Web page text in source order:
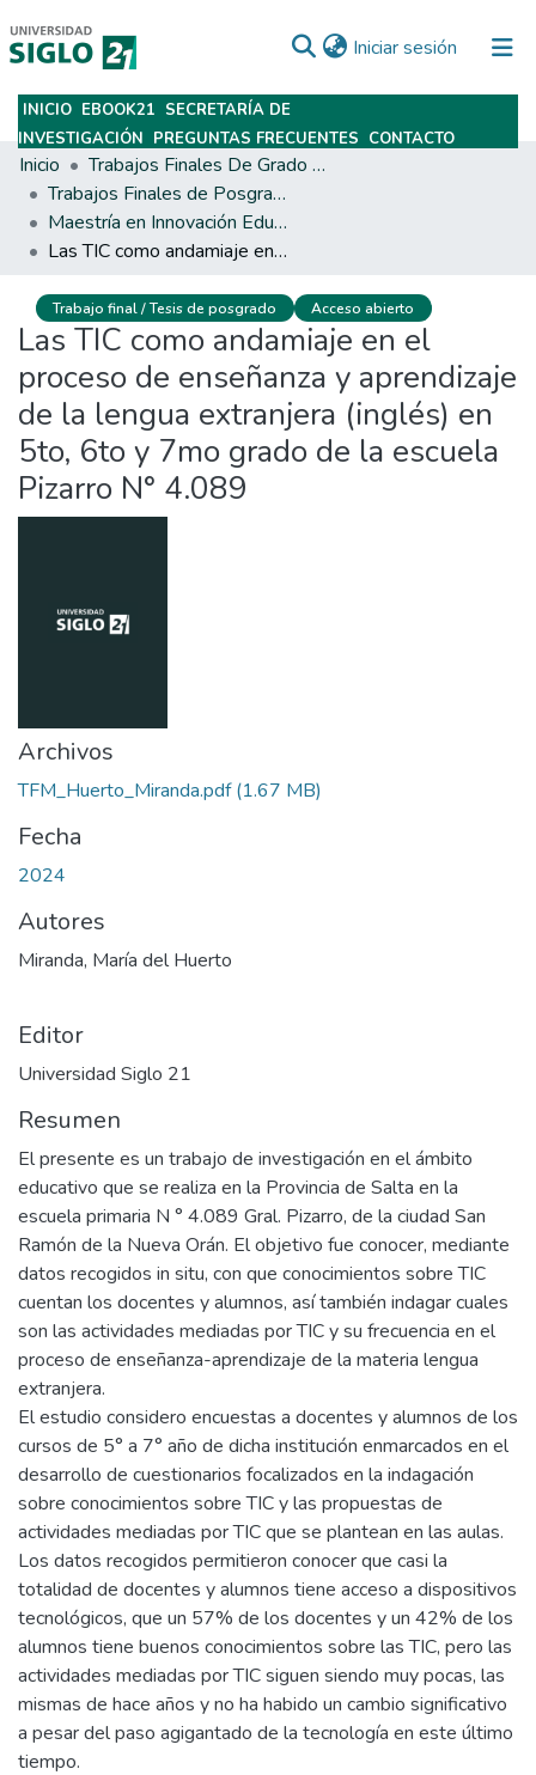
Iniciar sesión (current)
Subir
INICIO EBOOK21 SECRETARÍA DE
INVESTIGACIÓN PREGUNTAS FRECUENTES CONTACTO
Inicio
Trabajos Finales De Grado Y Posgrado
Trabajos Finales de Posgrados y Maestrías
Maestría en Innovación Educativa
Las TIC como andamiaje en el proceso de enseñanza y aprendizaje de la lengua extranjera (inglés) en 5to, 6to y 7mo grado de la escuela Pizarro N° 4.089
Trabajo final / Tesis de posgrado Acceso abierto
Las TIC como andamiaje en el
proceso de enseñanza y aprendizaje
de la lengua extranjera (inglés) en
5to, 6to y 7mo grado de la escuela
Pizarro N° 4.089
Archivos
TFM_Huerto_Miranda.pdf(1.67 MB)
Fecha
2024
Autores
Miranda, María del Huerto
Editor
Universidad Siglo 21
Resumen
El presente es un trabajo de investigación en el ámbito
educativo que se realiza en la Provincia de Salta en la
escuela primaria N ° 4.089 Gral. Pizarro, de la ciudad San
Ramón de la Nueva Orán. El objetivo fue conocer, mediante
datos recogidos in situ, con que conocimientos sobre TIC
cuentan los docentes y alumnos, así también indagar cuales
son las actividades mediadas por TIC y su frecuencia en el
proceso de enseñanza-aprendizaje de la materia lengua
extranjera.
El estudio considero encuestas a docentes y alumnos de los
cursos de 5° a 7° año de dicha institución enmarcados en el
desarrollo de cuestionarios focalizados en la indagación
sobre conocimientos sobre TIC y las propuestas de
actividades mediadas por TIC que se plantean en las aulas.
Los datos recogidos permitieron conocer que casi la
totalidad de docentes y alumnos tiene acceso a dispositivos
tecnológicos, que un 57% de los docentes y un 42% de los
alumnos tiene buenos conocimientos sobre las TIC, pero las
actividades mediadas por TIC siguen siendo muy pocas, las
mismas de hace años y no ha habido un cambio significativo
a pesar del paso agigantado de la tecnología en este último
tiempo.